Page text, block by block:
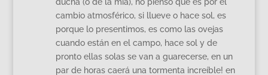
cambio atmosférico, si llueve o hace sol, es
porque lo presentimos, es como las ovejas
cuando están en el campo, hace sol y de
pronto ellas solas se van a guarecerse, en un
par de horas caerá una tormenta increíble! en